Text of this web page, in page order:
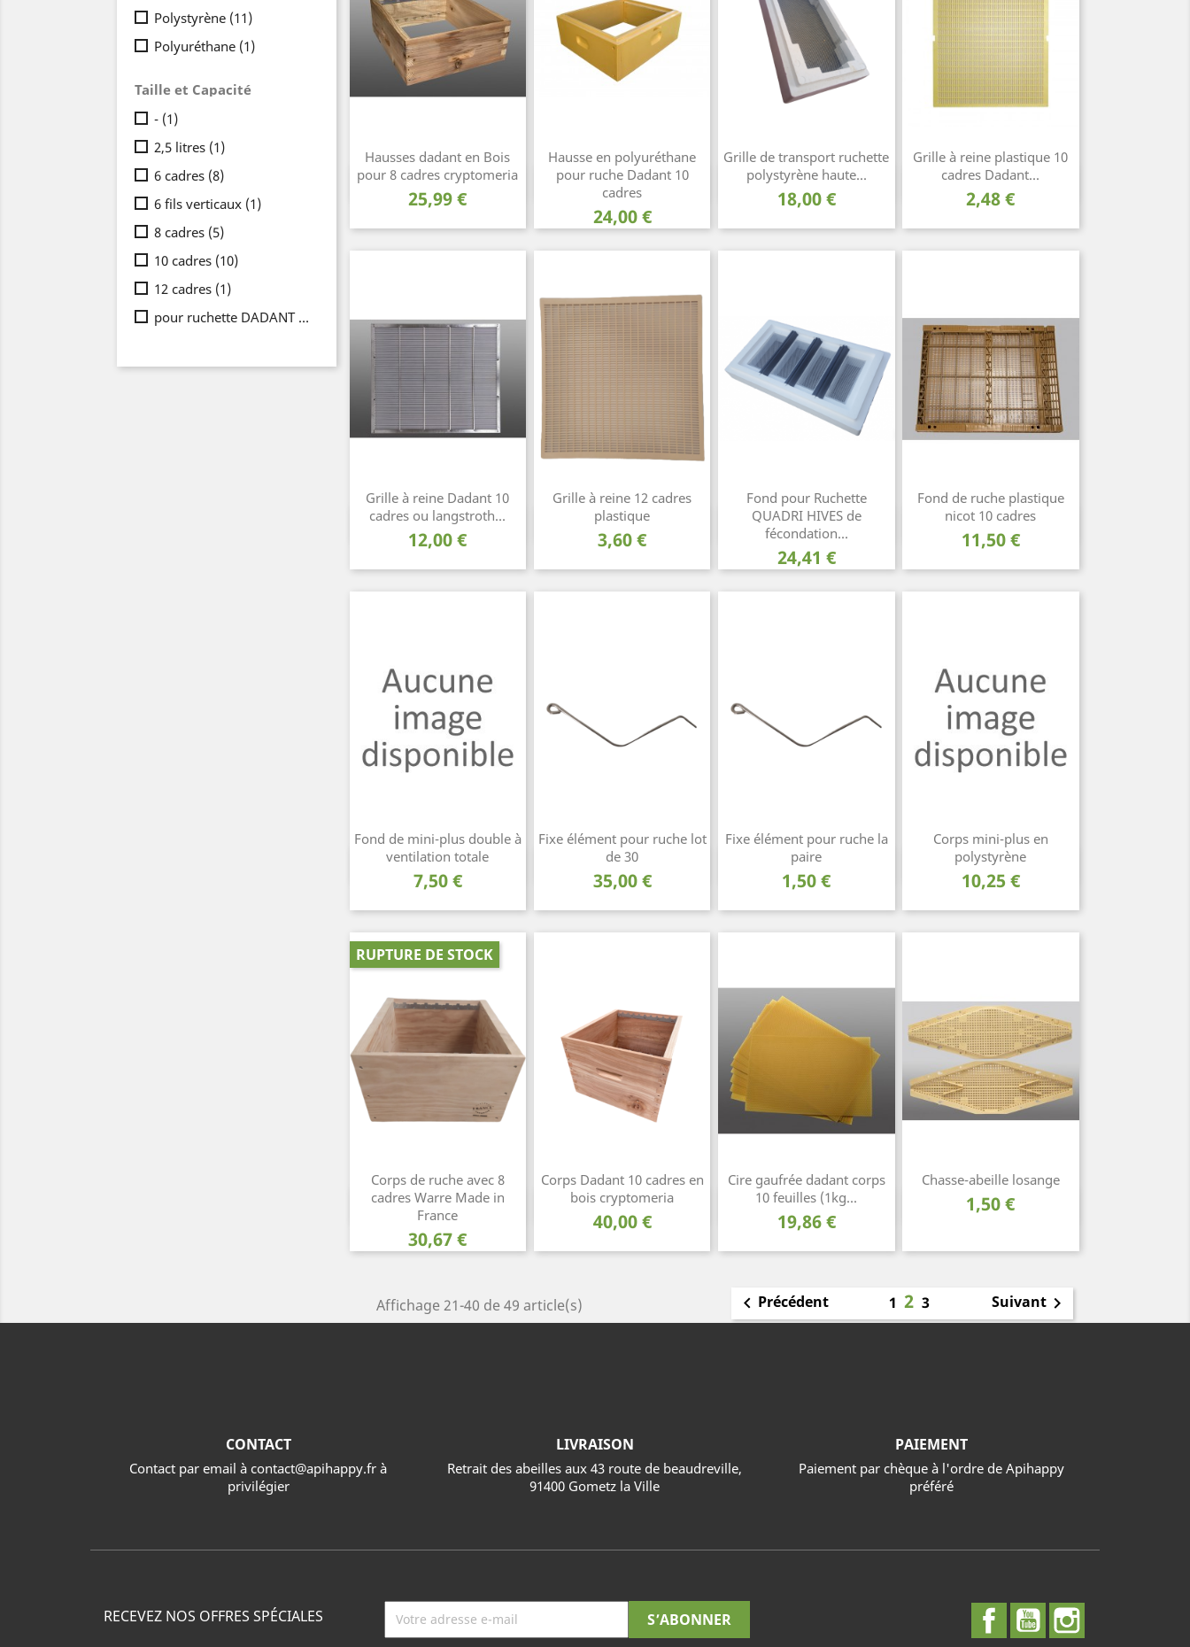
Polystyrène (11)
Polyuréthane (1)
Taille et Capacité
- (1)
2,5 litres (1)
6 cadres (8)
6 fils verticaux (1)
8 cadres (5)
10 cadres (10)
12 cadres (1)
pour ruchette DADANT 6 cadres et pour QUADRI HIVES
(1)
Hausses dadant en Bois
pour 8 cadres cryptomeria
Prix
25,99 €
 Aperçu rapide
Hausse en polyuréthane
pour ruche Dadant 10
cadres
Prix
24,00 €
 Aperçu rapide
Grille de transport ruchette
polystyrène haute...
Prix
18,00 €
Aperçu rapide
Grille à reine plastique 10
cadres Dadant...
Prix
2,48 €
Aperçu rapide
Grille à reine Dadant 10
cadres ou langstroth...
Prix
12,00 €
Aperçu rapide
Grille à reine 12 cadres
plastique
Prix
3,60 €
Aperçu rapide
Fond pour Ruchette
QUADRI HIVES de
fécondation...
Prix
24,41 €
Aperçu rapide
Fond de ruche plastique
nicot 10 cadres
Prix
11,50 €
Aperçu rapide
Fond de mini-plus double à
ventilation totale
Prix
7,50 €
Aperçu rapide
Fixe élément pour ruche lot
de 30
Prix
35,00 €
Aperçu rapide
Fixe élément pour ruche la
paire
Prix
1,50 €
Aperçu rapide
Corps mini-plus en
polystyrène
Prix
10,25 €
Aperçu rapide
Corps de ruche avec 8
cadres Warre Made in
France
Prix
30,67 €
RUPTURE DE STOCK
Aperçu rapide
Corps Dadant 10 cadres en
bois cryptomeria
Prix
40,00 €
Aperçu rapide
Cire gaufrée dadant corps
10 feuilles (1kg...
Prix
19,86 €
Aperçu rapide
Chasse-abeille losange
Prix
1,50 €
Aperçu rapide
Affichage 21-40 de 49 article(s)  Précédent 1 2 3 Suivant
CONTACT
Contact par email à contact@apihappy.fr à
privilégier
LIVRAISON
Retrait des abeilles aux 43 route de beaudreville,
91400 Gometz la Ville
PAIEMENT
Paiement par chèque à l'ordre de Apihappy
préféré
RECEVEZ NOS OFFRES SPÉCIALES FacebookYouTube